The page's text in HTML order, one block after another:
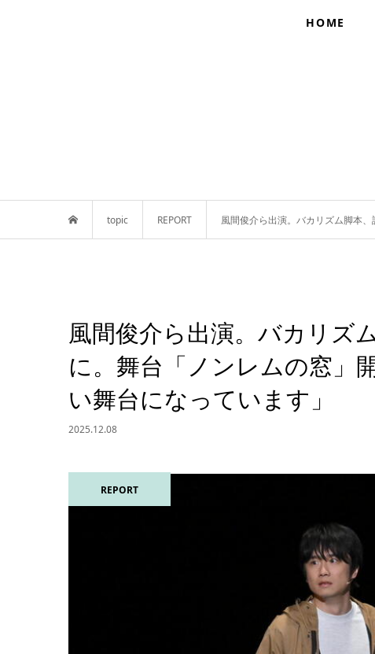
HOME
topic REPORT 風間俊介ら出演。バカリズム脚本
風間俊介ら出演。バカリズ
に。舞台「ノンレムの窓」
い舞台になっています」
2025.12.08
REPORT